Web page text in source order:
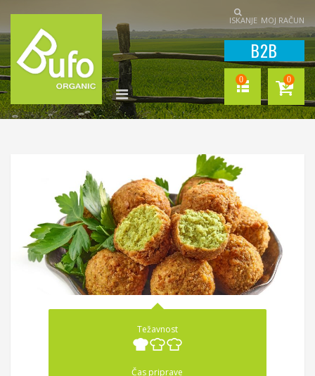
MOJ RAČUN
ISKANJE
B2B
0
0
Težavnost
Čas priprave